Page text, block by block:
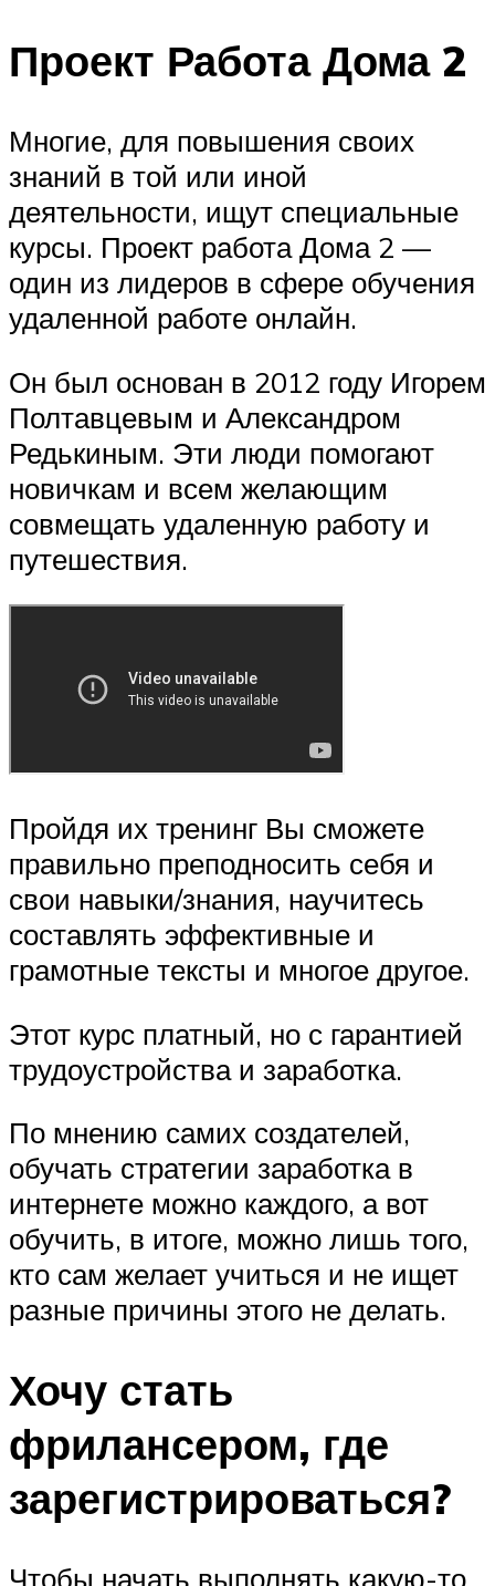
Проект Работа Дома 2
Многие, для повышения своих
знаний в той или иной
деятельности, ищут специальные
курсы. Проект работа Дома 2 —
один из лидеров в сфере обучения
удаленной работе онлайн.
Он был основан в 2012 году Игорем
Полтавцевым и Александром
Редькиным. Эти люди помогают
новичкам и всем желающим
совмещать удаленную работу и
путешествия.
Пройдя их тренинг Вы сможете
правильно преподносить себя и
свои навыки/знания, научитесь
составлять эффективные и
грамотные тексты и многое другое.
Этот курс платный, но с гарантией
трудоустройства и заработка.
По мнению самих создателей,
обучать стратегии заработка в
интернете можно каждого, а вот
обучить, в итоге, можно лишь того,
кто сам желает учиться и не ищет
разные причины этого не делать.
Хочу стать
фрилансером, где
зарегистрироваться?
Чтобы начать выполнять какую-то